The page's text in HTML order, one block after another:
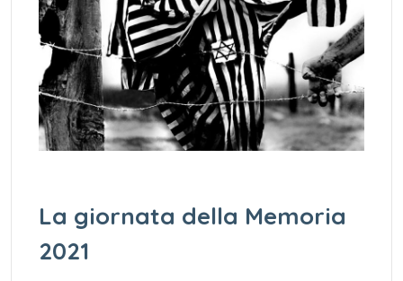
La giornata della Memoria
2021